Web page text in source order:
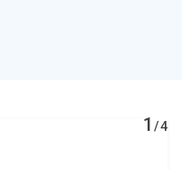
1/4